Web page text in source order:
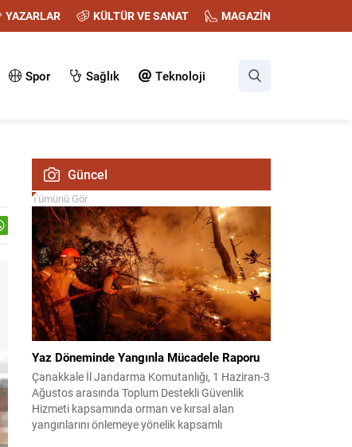
YAZARLAR KÜLTÜR VE SANAT MAGAZİN
Spor Sağlık Teknoloji
Güncel
Tümünü Gör
Yaz Döneminde Yangınla Mücadele Raporu
Çanakkale İl Jandarma Komutanlığı, 1 Haziran-3
Ağustos arasında Toplum Destekli Güvenlik
Hizmeti kapsamında orman ve kırsal alan
yangınlarını önlemeye yönelik kapsamlı